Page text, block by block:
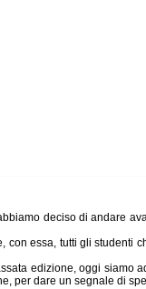
deciso di andare
con essa, tutti gli studenti
edizione, oggi siamo
per dare un segnale di